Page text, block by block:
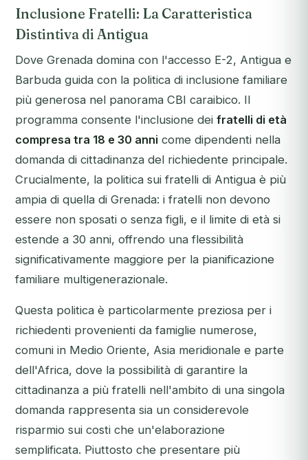
Inclusione Fratelli: La Caratteristica
Distintiva di Antigua
Dove Grenada domina con l'accesso E-2, Antigua e
Barbuda guida con la politica di inclusione familiare
più generosa nel panorama CBI caraibico. Il
programma consente l'inclusione dei fratelli di età
compresa tra 18 e 30 anni come dipendenti nella
domanda di cittadinanza del richiedente principale.
Crucialmente, la politica sui fratelli di Antigua è più
ampia di quella di Grenada: i fratelli non devono
essere non sposati o senza figli, e il limite di età si
estende a 30 anni, offrendo una flessibilità
significativamente maggiore per la pianificazione
familiare multigenerazionale.
Questa politica è particolarmente preziosa per i
richiedenti provenienti da famiglie numerose,
comuni in Medio Oriente, Asia meridionale e parte
dell'Africa, dove la possibilità di garantire la
cittadinanza a più fratelli nell'ambito di una singola
domanda rappresenta sia un considerevole
risparmio sui costi che un'elaborazione
semplificata. Piuttosto che presentare più